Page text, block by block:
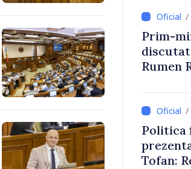
/
Prim-
Rumen
/
Politica
Tofan: